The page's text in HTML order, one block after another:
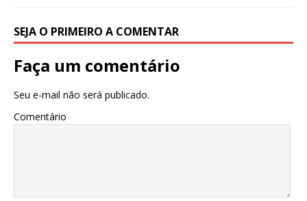
SEJA O PRIMEIRO A COMENTAR
Faça um comentário
Seu e-mail não será publicado.
Comentário